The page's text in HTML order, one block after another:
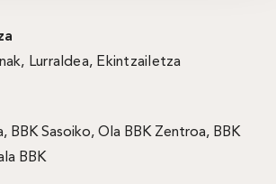
, Lurraldea, Ekintzailetza
, BBK Sasoiko, Ola BBK Zentroa, BBK
BBK